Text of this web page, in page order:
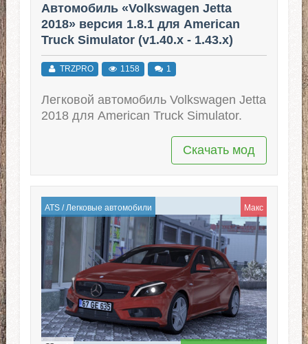
Автомобиль «Volkswagen Jetta
2018» версия 1.8.1 для American
Truck Simulator (v1.40.x - 1.43.x)
TRZPRO 1158 1
Легковой автомобиль Volkswagen Jetta
2018 для American Truck Simulator.
Скачать мод
ATS/ Легковые автомобили Макс